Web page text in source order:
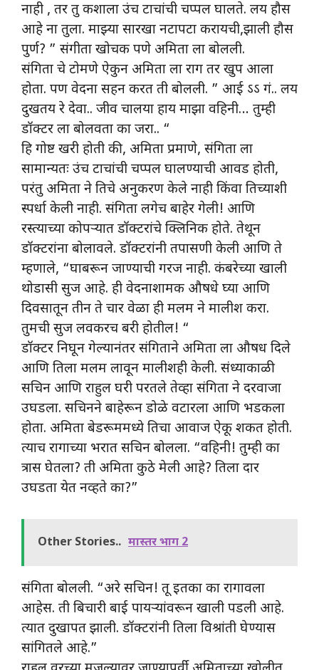
नाही , तर तु कशाला उंच टाचांची चप्पल घालते. लय हौस
आहे ना तुला. माझ्या सारखा नटापटा करायची,झाली हौस
पुर्ण? ” संगीता खोचक पणे अमिता ला बोलली.
संगिता चे टोमणे ऐकुन अमिता ला राग तर खुप आला
होता. पण वेदना सहन करत ती बोलली. ” आई ऽऽ गं.. लय
दुखतय रे देवा.. जीव चालया हाय माझा वहिनी… तुम्ही
डॉक्टर ला बोलवता का जरा.. “
हि गोष्ट खरी होती की, अमिता प्रमाणे, संगिता ला
सामान्यतः उंच टाचांची चप्पल घालण्याची आवड होती,
परंतु अमिता ने तिचे अनुकरण केले नाही किंवा तिच्याशी
स्पर्धा केली नाही. संगिता लगेच बाहेर गेली! आणि
रस्त्याच्या कोपऱ्यात डॉक्टरांचे क्लिनिक होते. तेथून
डॉक्टरांना बोलावले. डॉक्टरांनी तपासणी केली आणि ते
म्हणाले, “घाबरून जाण्याची गरज नाही. कंबरेच्या खाली
थोडासी सुज आहे. ही वेदनाशामक औषधे घ्या आणि
दिवसातून तीन ते चार वेळा ही मलम ने मालीश करा.
तुमची सुज लवकरच बरी होतील! “
डॉक्टर निघून गेल्यानंतर संगिताने अमिता ला औषध दिले
आणि तिला मलम लावून मालीशही केली. संध्याकाळी
सचिन आणि राहुल घरी परतले तेव्हा संगिता ने दरवाजा
उघडला. सचिनने बाहेरून डोळे वटारला आणि भडकला
होता. अमिता बेडरूममध्ये तिचा आवाज ऐकू शकत होती.
त्याच रागाच्या भरात सचिन बोलला. “वहिनी! तुम्ही का
त्रास घेतला? ती अमिता कुठे मेली आहे? तिला दार
उघडता येत नव्हते का?”
Other Stories.. मास्तर भाग 2
संगिता बोलली. “अरे सचिन! तू इतका का रागावला
आहेस. ती बिचारी बाई पायऱ्यांवरून खाली पडली आहे.
त्यात दुखापत झाली. डॉक्टरांनी तिला विश्रांती घेण्यास
सांगितले आहे.”